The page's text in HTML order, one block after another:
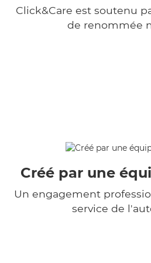
Click&Care est soutenu
de renommée
Créé par une
Un engagement
service de